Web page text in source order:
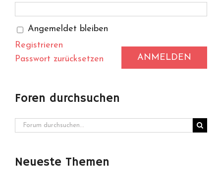
Angemeldet bleiben
ANMELDEN
Registrieren
Passwort zurücksetzen
Foren durchsuchen
Neueste Themen